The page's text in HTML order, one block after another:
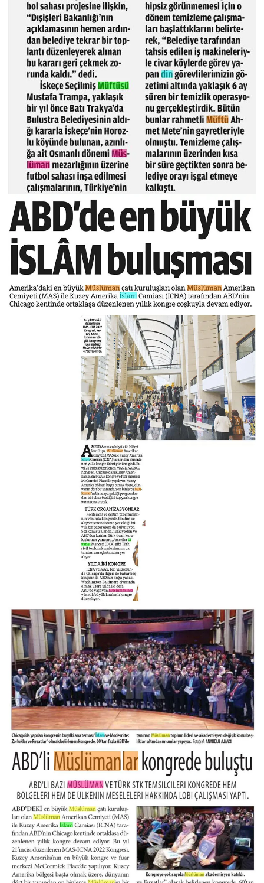
Sivas Müftülüğü
Şanlıurfa Müftülüğü
Şırnak Müftülüğü
Tekirdağ Müftülüğü
Tokat Müftülüğü
Trabzon Müftülüğü
Tunceli Müftülüğü
Uşak Müftülüğü
Van Müftülüğü
Yalova Müftülüğü
Yozgat Müftülüğü
Zonguldak Müftülüğü